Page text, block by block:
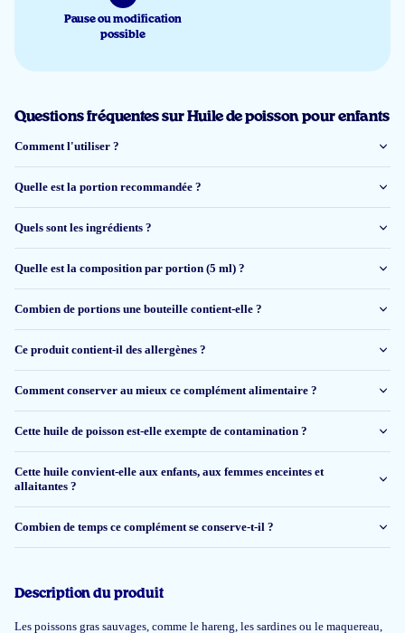
Dochter van 3 net het met plezier
Deze is ook prima
Angelique Van der vlies
11 févr 2025
Erg tevreden over dit product. Mijn zoontje van 14 maanden vindt het
Anouk
Geweldig product voor kinderen en volwassenen.
Pause ou modification
possible
Questions fréquentes sur Huile de poisson pour enfants
Comment l'utiliser ?
Quelle est la portion recommandée ?
Quels sont les ingrédients ?
Quelle est la composition par portion (5 ml) ?
Combien de portions une bouteille contient-elle ?
Ce produit contient-il des allergènes ?
Comment conserver au mieux ce complément alimentaire ?
Cette huile de poisson est-elle exempte de contamination ?
Cette huile convient-elle aux enfants, aux femmes enceintes et
allaitantes ?
Combien de temps ce complément se conserve-t-il ?
Description du produit
Les poissons gras sauvages, comme le hareng, les sardines ou le maquereau,